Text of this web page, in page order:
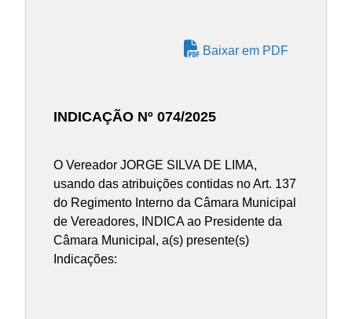
Baixar em PDF
INDICAÇÃO Nº 074/2025
O Vereador JORGE SILVA DE LIMA,
usando das atribuições contidas no Art. 137
do Regimento Interno da Câmara Municipal
de Vereadores, INDICA ao Presidente da
Câmara Municipal, a(s) presente(s)
Indicações: